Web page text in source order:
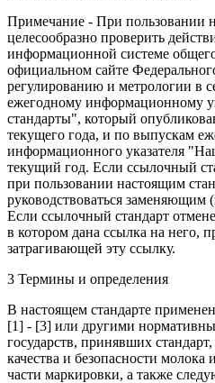
Примечание - При пользовании
целесообразно проверить
информационной системе
официальном сайте
регулированию и метрологии в
ежегодному информационному
стандарты", который
текущего года, и по выпускам
информационного указателя
текущий год. Если ссылочный
при пользовании настоящим
руководствоваться заменяющим
Если ссылочный стандарт
в котором дана ссылка на него,
затрагивающей эту ссылку.
3 Термины и определения
В настоящем стандарте
[1] - [3] или другими
государств, принявших
качества и безопасности
части маркировки, а также